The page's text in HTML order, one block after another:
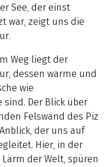
See, der einst
war, zeigt uns die
Weg liegt der
dessen warme und
wie
Der Blick über
Felswand des Piz
der uns auf
Hier, in der
der Welt, spüren